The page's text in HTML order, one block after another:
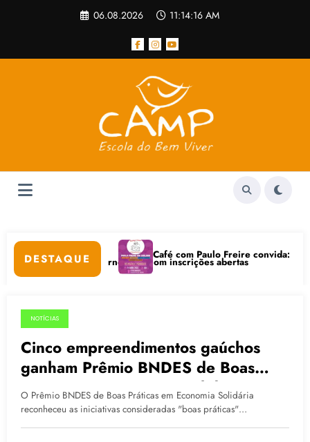
06.08.2026 11:14:16 AM
DESTAQUE
Estar na Internet está com inscrições abertas
Café com Paulo Freire convida: ato
17.06.2015
NOTÍCIAS
Cinco empreendimentos gaúchos
ganham Prêmio BNDES de Boas
Práticas em Economia Solidária
O Prêmio BNDES de Boas Práticas em Economia Solidária
reconheceu as iniciativas consideradas "boas práticas"…